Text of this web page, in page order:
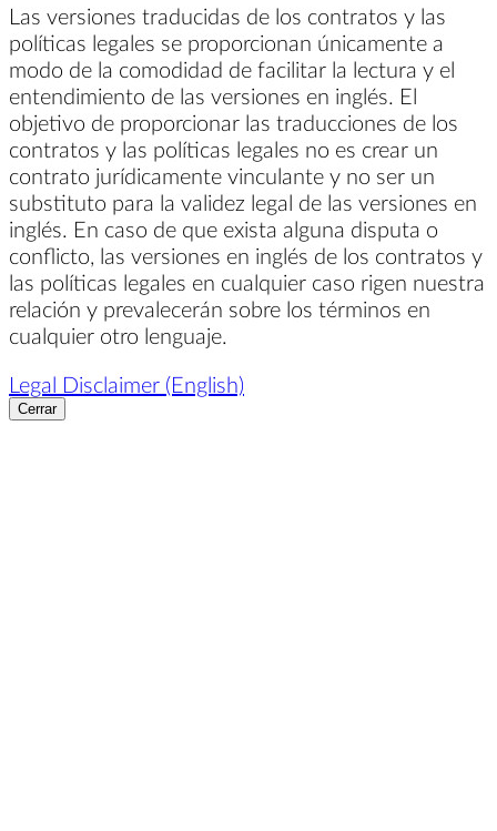
Las versiones traducidas de los contratos y las
políticas legales se proporcionan únicamente a
modo de la comodidad de facilitar la lectura y el
entendimiento de las versiones en inglés. El
objetivo de proporcionar las traducciones de los
contratos y las políticas legales no es crear un
contrato jurídicamente vinculante y no ser un
substituto para la validez legal de las versiones en
inglés. En caso de que exista alguna disputa o
conflicto, las versiones en inglés de los contratos y
las políticas legales en cualquier caso rigen nuestra
relación y prevalecerán sobre los términos en
cualquier otro lenguaje.
Legal Disclaimer (English)
Cerrar